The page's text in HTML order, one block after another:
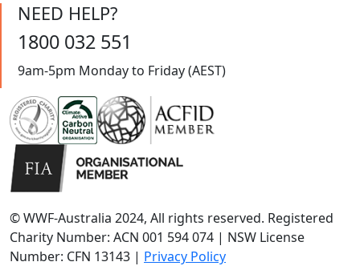
NEED HELP?
1800 032 551
9am-5pm Monday to Friday (AEST)
© WWF-Australia 2024, All rights reserved. Registered
Charity Number: ACN 001 594 074 | NSW License
Number: CFN 13143 | Privacy Policy